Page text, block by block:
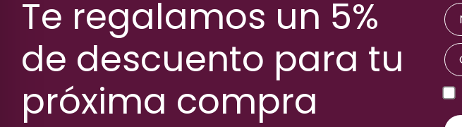
Te regalamos un 5%
de descuento para tu
próxima compra